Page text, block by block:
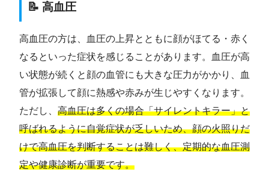
📝 高血圧
高血圧の方は、血圧の上昇とともに顔がほてる・赤く
なるといった症状を感じることがあります。血圧が高
い状態が続くと顔の血管にも大きな圧力がかかり、血
管が拡張して顔に熱感や赤みが生じやすくなります。
ただし、 高血圧は多くの場合「サイレントキラー」と
呼ばれるように自覚症状が乏しいため、顔の火照りだ
けで高血圧を判断することは難しく、定期的な血圧測
定や健康診断が重要です。